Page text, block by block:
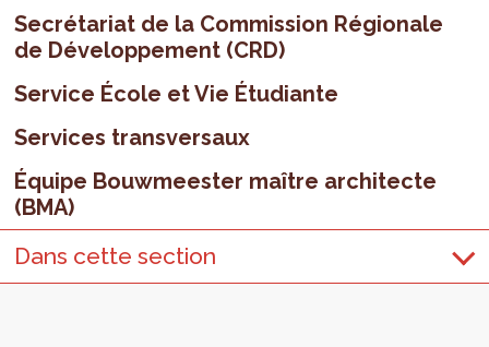
Secrétariat de la Commission Régionale
de Développement (CRD)
Service École et Vie Étudiante
Services transversaux
Équipe Bouwmeester maître architecte
(BMA)
Dans cette section